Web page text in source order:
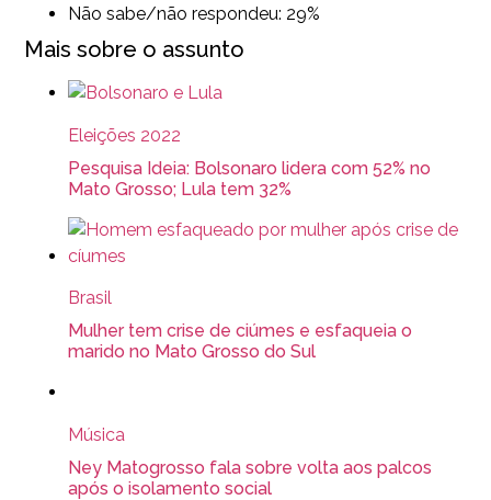
Não sabe/não respondeu: 29%
Mais sobre o assunto
Eleições 2022
Pesquisa Ideia: Bolsonaro lidera com 52% no
Mato Grosso; Lula tem 32%
Brasil
Mulher tem crise de ciúmes e esfaqueia o
marido no Mato Grosso do Sul
Música
Ney Matogrosso fala sobre volta aos palcos
após o isolamento social